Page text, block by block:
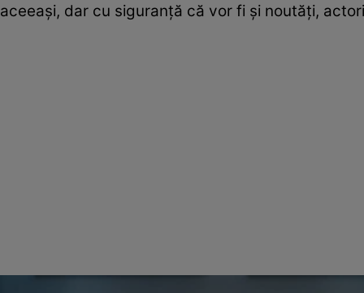
aceeaşi, dar cu siguranţă că vor fi şi noutăţi,